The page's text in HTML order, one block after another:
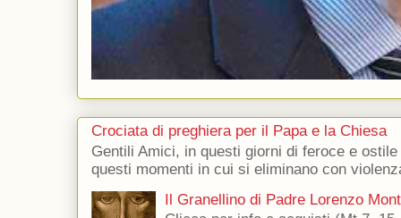
Crociata di preghiera per il Papa e la Chiesa
Gentili Amici, in questi giorni di feroce e
questi momenti in cui si eliminano con
Il Granellino di Padre Lorenzo